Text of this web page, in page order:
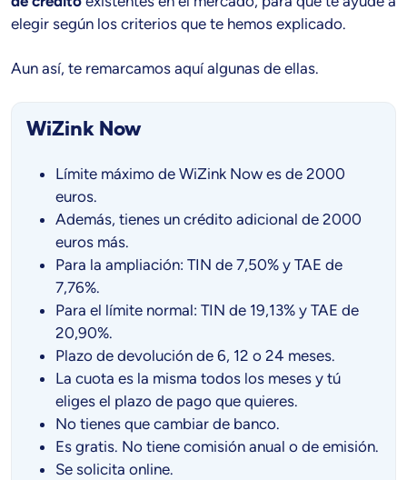
elegir según los criterios que te hemos explicado.
Aun así, te remarcamos aquí algunas de ellas.
WiZink Now
Límite máximo de WiZink Now es de 2000
euros.
Además, tienes un crédito adicional de 2000
euros más.
Para la ampliación: TIN de 7,50% y TAE de
7,76%.
Para el límite normal: TIN de 19,13% y TAE de
20,90%.
Plazo de devolución de 6, 12 o 24 meses.
La cuota es la misma todos los meses y tú
eliges el plazo de pago que quieres.
No tienes que cambiar de banco.
Es gratis. No tiene comisión anual o de emisión.
Se solicita online.